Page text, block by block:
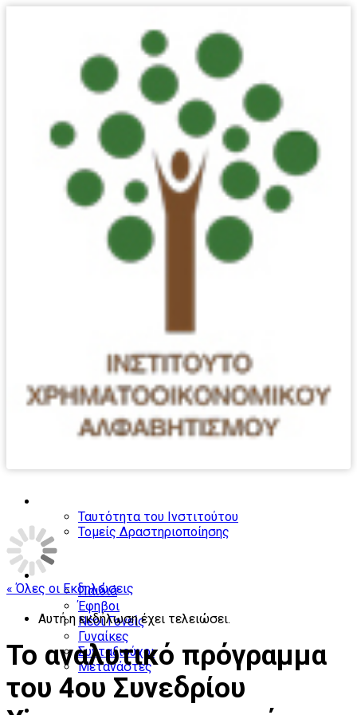
Ταυτότητα του Ινστιτούτου
Τομείς Δραστηριοποίησης
Παιδιά
Έφηβοι
Νέοι Γονείς
Γυναίκες
Συνταξιούχοι
Μετανάστες
« Όλες οι Εκδηλώσεις
Αυτή η εκδήλωση έχει τελειώσει.
Το αναλυτικό πρόγραμμα
του 4ου Συνεδρίου